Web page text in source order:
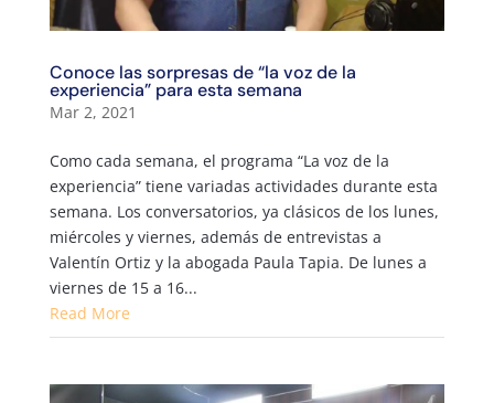
Conoce las sorpresas de “la voz de la
experiencia” para esta semana
Mar 2, 2021
Como cada semana, el programa “La voz de la
experiencia” tiene variadas actividades durante esta
semana. Los conversatorios, ya clásicos de los lunes,
miércoles y viernes, además de entrevistas a
Valentín Ortiz y la abogada Paula Tapia. De lunes a
viernes de 15 a 16...
Read More